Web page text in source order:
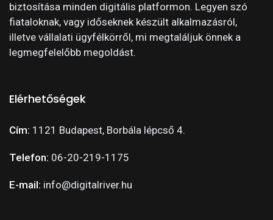
biztosítása minden digitális platformon. Legyen szó
fiataloknak, vagy időseknek készült alkalmazásról,
illetve vállalati ügyfélkörről, mi megtaláljuk önnek a
legmegfelelőbb megoldást.
Elérhetőségek
Cím: 1121 Budapest, Borbála lépcső 4.
Telefon: 06-20-219-1175
E-mail: info@digitalriver.hu